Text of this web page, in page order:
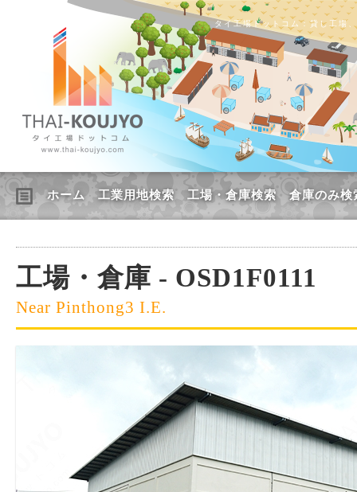
タイ工場ドットコム：貸し工場
ホーム 工業用地検索 工場・倉庫検索 倉庫のみ検
工場・倉庫 - OSD1F0111
Near Pinthong3 I.E.